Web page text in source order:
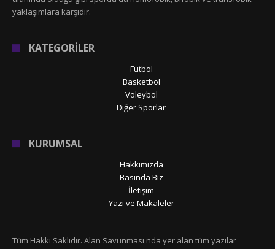
yaklaşımlara karşıdır.
KATEGORİLER
Futbol
Basketbol
Voleybol
Diğer Sporlar
KURUMSAL
Hakkımızda
Basında Biz
İletişim
Yazı ve Makaleler
Tüm Hakkı Saklıdır. Alan Savunması'nda yer alan tüm yazılar